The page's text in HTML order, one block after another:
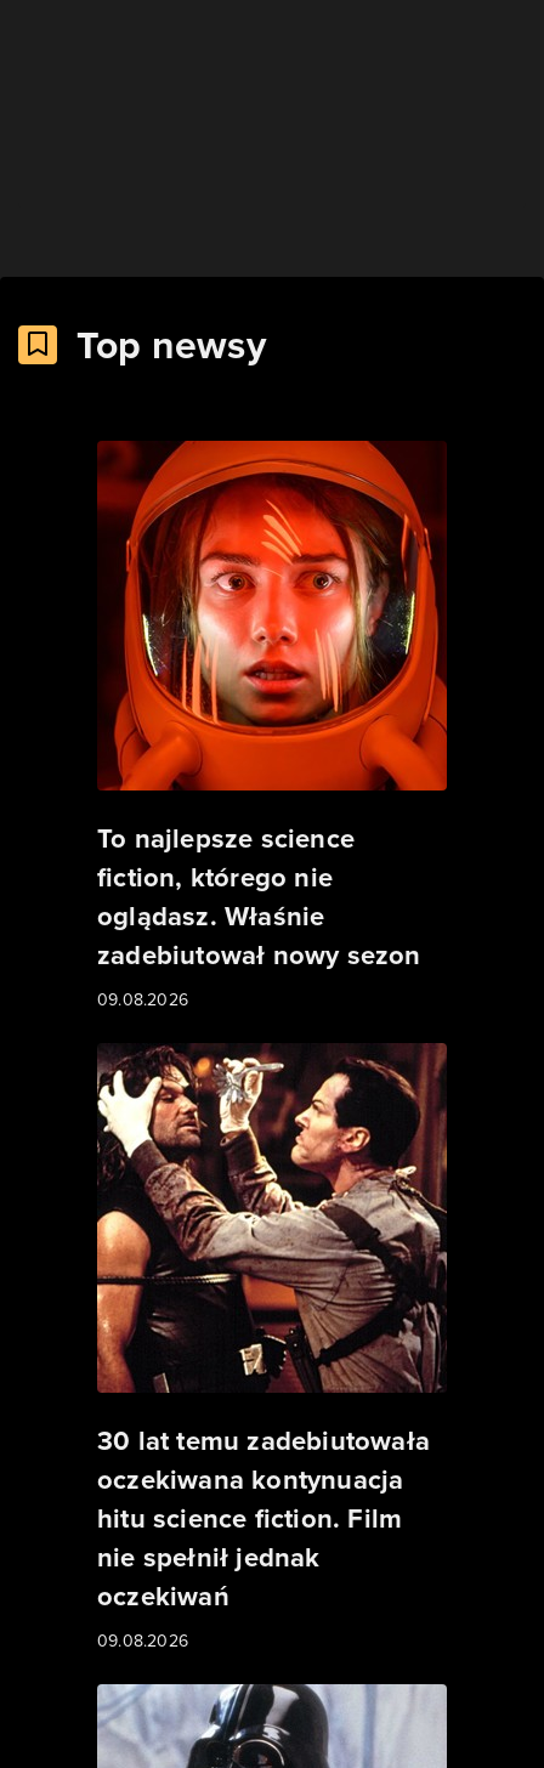
Top newsy
To najlepsze science
fiction, którego nie
oglądasz. Właśnie
zadebiutował nowy sezon
09.08.2026
30 lat temu zadebiutowała
oczekiwana kontynuacja
hitu science fiction. Film
nie spełnił jednak
oczekiwań
09.08.2026